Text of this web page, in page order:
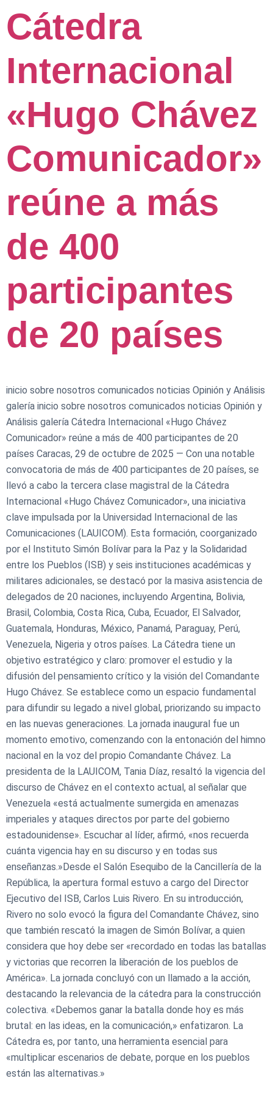
Cátedra
Internacional
«Hugo Chávez
Comunicador»
reúne a más
de 400
participantes
de 20 países
inicio sobre nosotros comunicados noticias Opinión y Análisis
galería inicio sobre nosotros comunicados noticias Opinión y
Análisis galería Cátedra Internacional «Hugo Chávez
Comunicador» reúne a más de 400 participantes de 20
países Caracas, 29 de octubre de 2025 — Con una notable
convocatoria de más de 400 participantes de 20 países, se
llevó a cabo la tercera clase magistral de la Cátedra
Internacional «Hugo Chávez Comunicador», una iniciativa
clave impulsada por la Universidad Internacional de las
Comunicaciones (LAUICOM). ​Esta formación, coorganizado
por el Instituto Simón Bolívar para la Paz y la Solidaridad
entre los Pueblos (ISB) y seis instituciones académicas y
militares adicionales, se destacó por la masiva asistencia de
delegados de 20 naciones, incluyendo Argentina, Bolivia,
Brasil, Colombia, Costa Rica, Cuba, Ecuador, El Salvador,
Guatemala, Honduras, México, Panamá, Paraguay, Perú,
Venezuela, Nigeria y otros países. ​La Cátedra tiene un
objetivo estratégico y claro: promover el estudio y la
difusión del pensamiento crítico y la visión del Comandante
Hugo Chávez. Se establece como un espacio fundamental
para difundir su legado a nivel global, priorizando su impacto
en las nuevas generaciones. ​La jornada inaugural fue un
momento emotivo, comenzando con la entonación del himno
nacional en la voz del propio Comandante Chávez. La
presidenta de la LAUICOM, Tania Díaz, resaltó la vigencia del
discurso de Chávez en el contexto actual, al señalar que
Venezuela «está actualmente sumergida en amenazas
imperiales y ataques directos por parte del gobierno
estadounidense». Escuchar al líder, afirmó, «nos recuerda
cuánta vigencia hay en su discurso y en todas sus
enseñanzas.»​​Desde el Salón Esequibo de la Cancillería de la
República, la apertura formal estuvo a cargo del Director
Ejecutivo del ISB, Carlos Luis Rivero. En su introducción,
Rivero no solo evocó la figura del Comandante Chávez, sino
que también rescató la imagen de Simón Bolívar, a quien
considera que hoy debe ser «recordado en todas las batallas
y victorias que recorren la liberación de los pueblos de
América». La jornada concluyó con un llamado a la acción,
destacando la relevancia de la cátedra para la construcción
colectiva. «Debemos ganar la batalla donde hoy es más
brutal: en las ideas, en la comunicación,» enfatizaron. La
Cátedra es, por tanto, una herramienta esencial para
«multiplicar escenarios de debate, porque en los pueblos
están las alternativas.»